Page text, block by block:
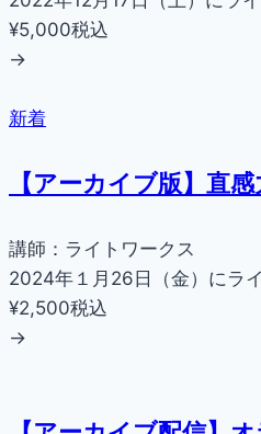
¥5,000税込
→
新着
【アーカイブ版】直
講師：ライトワークス
2024年１月26日（金）にラ
¥2,500税込
→